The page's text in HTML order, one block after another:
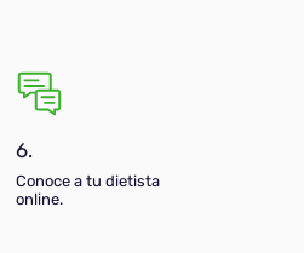
6.
Conoce a tu dietista
online.